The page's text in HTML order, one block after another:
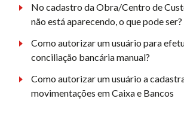
No cadastro da Obra/Centro de
não está aparecendo, o que pode ser?
Como autorizar um usuário para
conciliação bancária manual?
Como autorizar um usuário a
movimentações em Caixa e Bancos